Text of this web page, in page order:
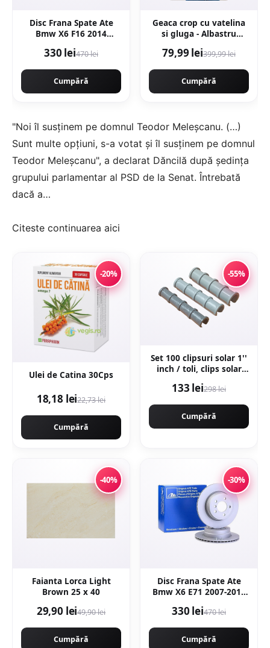
Disc Frana Spate Ate
Bmw X6 F16 2014
330 lei470 lei
Cumpără
Geaca crop cu vatelina
si gluga - Albastru
79,99 lei399,99 lei
Cumpără
"Noi îl susţinem pe domnul Teodor Meleşcanu. (…)
Sunt multe opţiuni, s-a votat şi îl susţinem pe domnul
Teodor Meleşcanu", a declarat Dăncilă după şedinţa
grupului parlamentar al PSD de la Senat. Întrebată
dacă a…
Citeste continuarea aici
-20%
Ulei de Catina 30Cps
18,18 lei22,73 lei
Cumpără
-55%
Set 100 clipsuri solar 1''
inch / toli, clips solar
133 lei298 lei
Cumpără
-40%
Faianta Lorca Light
Brown 25 x 40
29,90 lei49,90 lei
Cumpără
-30%
Disc Frana Spate Ate
Bmw X6 E71 2007-2014
330 lei470 lei
Cumpără